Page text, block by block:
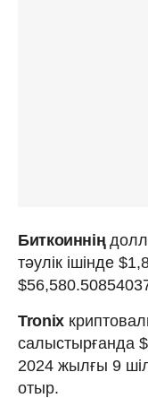
Биткоиннің
тәулік ішінде
Tronix
салыстырғанда
2024 жылғы 9
отыр.